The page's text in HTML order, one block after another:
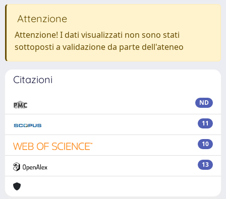
Attenzione
Attenzione! I dati visualizzati non sono stati
sottoposti a validazione da parte dell'ateneo
Citazioni
ND
11
10
13